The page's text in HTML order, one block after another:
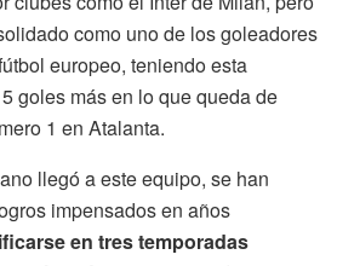
como uno de los goleadores
europeo, teniendo esta
goles más en lo que queda de
1 en Atalanta.
llegó a este equipo, se han
impensados en años
en tres temporadas